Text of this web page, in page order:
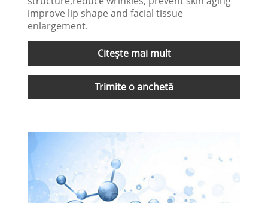
improve lip shape and facial tissue
enlargement.
Citeşte mai mult
Trimite o anchetă